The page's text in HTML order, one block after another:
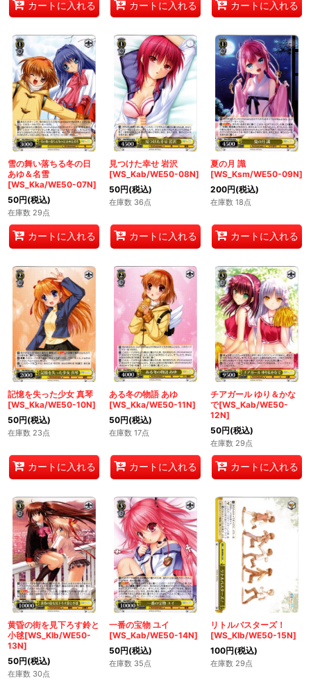
カートに入れる カートに入れる カートに入れる
雪の舞い落ちる冬の日
あゆ＆名雪
[WS_Kka/WE50-07N]
50円(税込)
在庫数 29点
カートに入れる
見つけた幸せ 岩沢
[WS_Kab/WE50-08N]
50円(税込)
在庫数 36点
カートに入れる
夏の月 識
[WS_Ksm/WE50-09N]
200円(税込)
在庫数 18点
カートに入れる
記憶を失った少女 真琴
[WS_Kka/WE50-10N]
50円(税込)
在庫数 23点
カートに入れる
ある冬の物語 あゆ
[WS_Kka/WE50-11N]
50円(税込)
在庫数 17点
カートに入れる
チアガール ゆり＆かな
で[WS_Kab/WE50-
12N]
50円(税込)
在庫数 29点
カートに入れる
黄昏の街を見下ろす鈴と
小毬[WS_Klb/WE50-
13N]
50円(税込)
在庫数 30点
一番の宝物 ユイ
[WS_Kab/WE50-14N]
50円(税込)
在庫数 35点
リトルバスターズ！
[WS_Klb/WE50-15N]
100円(税込)
在庫数 29点